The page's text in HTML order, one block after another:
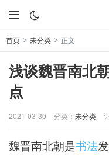
首页 > 未分类 > 正文
浅谈魏晋南北
点
2021-03-30 分类： 未分类
魏晋南北朝是书法